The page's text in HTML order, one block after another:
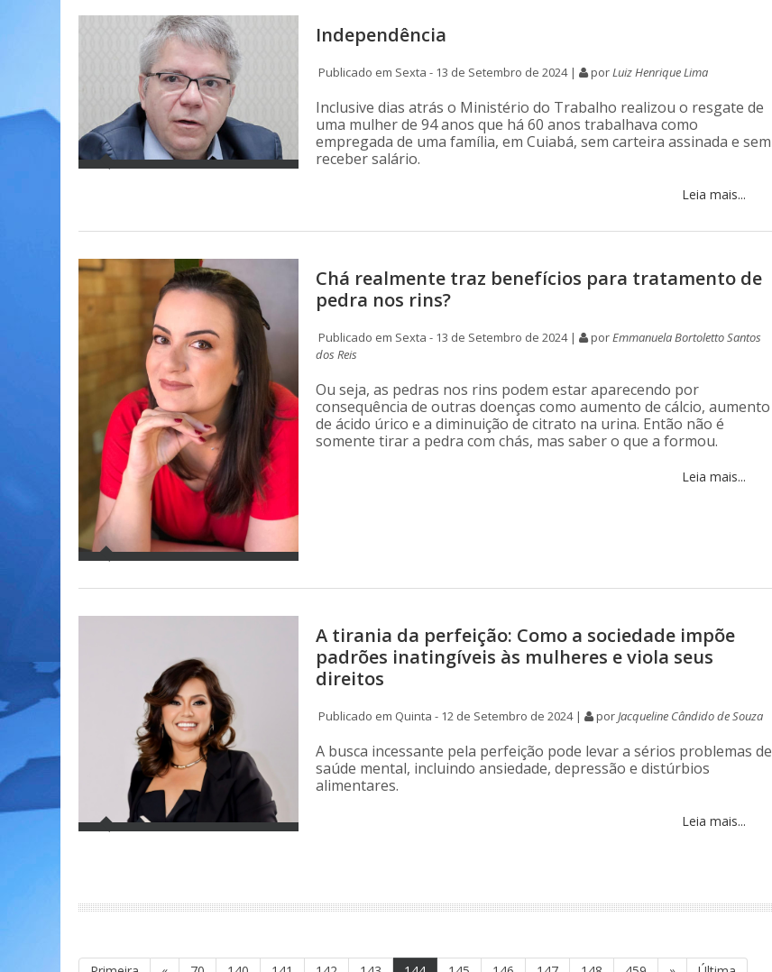
Independência
Publicado em Sexta - 13 de Setembro de 2024 | porLuiz Henrique Lima
Inclusive dias atrás o Ministério do Trabalho realizou o resgate de
uma mulher de 94 anos que há 60 anos trabalhava como
empregada de uma família, em Cuiabá, sem carteira assinada e sem
receber salário.
Leia mais...
Chá realmente traz benefícios para tratamento de
pedra nos rins?
Publicado em Sexta - 13 de Setembro de 2024 | porEmmanuela Bortoletto Santos
dos Reis
Ou seja, as pedras nos rins podem estar aparecendo por
consequência de outras doenças como aumento de cálcio, aumento
de ácido úrico e a diminuição de citrato na urina. Então não é
somente tirar a pedra com chás, mas saber o que a formou.
Leia mais...
A tirania da perfeição: Como a sociedade impõe
padrões inatingíveis às mulheres e viola seus
direitos
Publicado em Quinta - 12 de Setembro de 2024 | porJacqueline Cândido de Souza
A busca incessante pela perfeição pode levar a sérios problemas de
saúde mental, incluindo ansiedade, depressão e distúrbios
alimentares.
Leia mais...